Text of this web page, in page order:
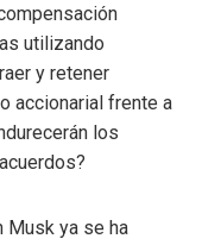
utilizando
y retener
accionarial frente a
los
Musk ya se ha